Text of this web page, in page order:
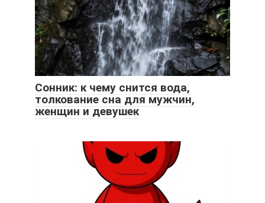
Сонник: к чему снится вода,
толкование сна для мужчин,
женщин и девушек